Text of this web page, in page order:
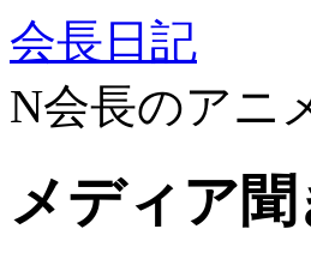
会長日記
N会長のアニ
メディア